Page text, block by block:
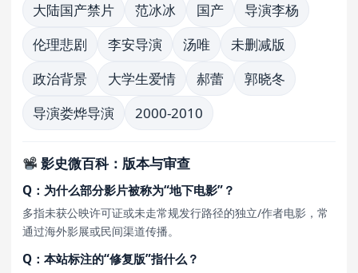
大陆国产禁片
范冰冰 国产
导演李杨
伦理悲剧
李安导演 汤唯
未删减版
政治背景
大学生爱情 郝蕾
郭晓冬
导演娄烨导演
2000-2010
影史微百科：版本与审查
Q：为什么部分影片被称为“地下电影”？
多指未获公映许可证或未走常规发行路径的独立/作者电影，常
通过海外影展或民间渠道传播。
Q：本站标注的“修复版”指什么？